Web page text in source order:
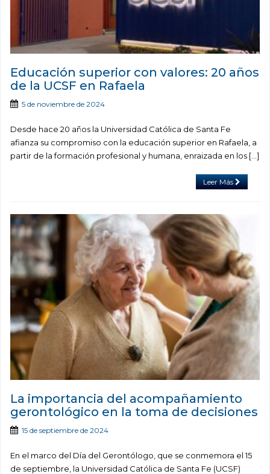
Educación superior con valores: 20 años
de la UCSF en Rafaela
5 de noviembre de 2024
Desde hace 20 años la Universidad Católica de Santa Fe
afianza su compromiso con la educación superior en Rafaela, a
partir de la formación profesional y humana, enraizada en los […]
Leer Más
La importancia del acompañamiento
gerontológico en la toma de decisiones
15 de septiembre de 2024
En el marco del Día del Gerontólogo, que se conmemora el 15
de septiembre, la Universidad Católica de Santa Fe (UCSF)